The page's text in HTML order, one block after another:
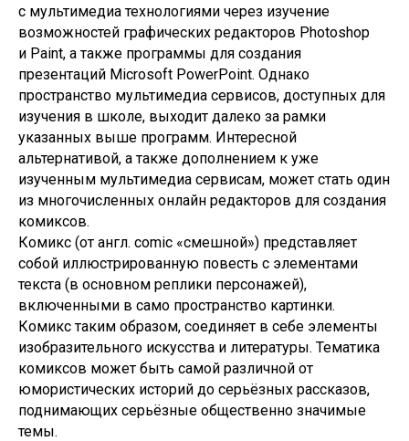
с мультимедиа технологиями через изучение
возможностей графических редакторов Photoshop
и Paint, а также программы для создания
презентаций Microsoft PowerPoint. Однако
пространство мультимедиа сервисов, доступных для
изучения в школе, выходит далеко за рамки
указанных выше программ. Интересной
альтернативой, а также дополнением к уже
изученным мультимедиа сервисам, может стать один
из многочисленных онлайн редакторов для создания
комиксов.
Комикс (от англ. comic «смешной») представляет
собой иллюстрированную повесть с элементами
текста (в основном реплики персонажей),
включенными в само пространство картинки.
Комикс таким образом, соединяет в себе элементы
изобразительного искусства и литературы. Тематика
комиксов может быть самой различной от
юмористических историй до серьёзных рассказов,
поднимающих серьёзные общественно значимые
темы.